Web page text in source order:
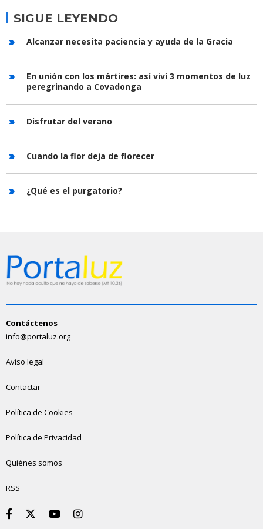
SIGUE LEYENDO
Alcanzar necesita paciencia y ayuda de la Gracia
En unión con los mártires: así viví 3 momentos de luz
peregrinando a Covadonga
Disfrutar del verano
Cuando la flor deja de florecer
¿Qué es el purgatorio?
Contáctenos
info@portaluz.org
Aviso legal
Contactar
Política de Cookies
Política de Privacidad
Quiénes somos
RSS